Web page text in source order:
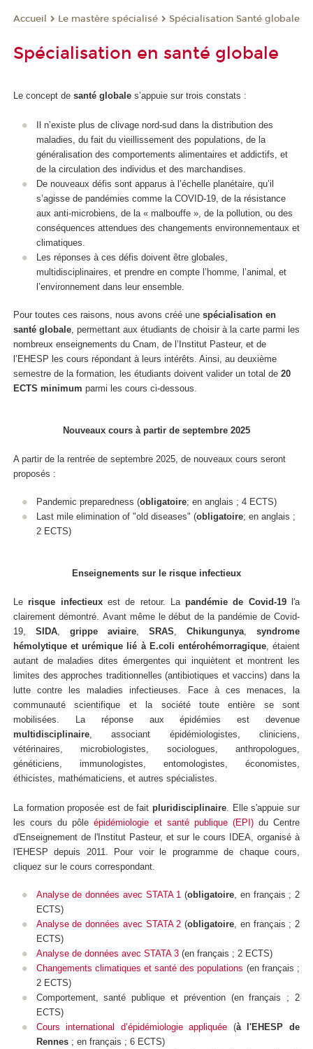
Accueil Le mastère spécialisé Spécialisation Santé globale
Spécialisation en santé globale
Le concept de santé globale s’appuie sur trois constats :
Il n’existe plus de clivage nord-sud dans la distribution des
maladies, du fait du vieillissement des populations, de la
généralisation des comportements alimentaires et addictifs, et
de la circulation des individus et des marchandises.
De nouveaux défis sont apparus à l’échelle planétaire, qu’il
s’agisse de pandémies comme la COVID-19, de la résistance
aux anti-microbiens, de la « malbouffe », de la pollution, ou des
conséquences attendues des changements environnementaux et
climatiques.
Les réponses à ces défis doivent être globales,
multidisciplinaires, et prendre en compte l’homme, l’animal, et
l’environnement dans leur ensemble.
Pour toutes ces raisons, nous avons créé une spécialisation en
santé globale, permettant aux étudiants de choisir à la carte parmi les
nombreux enseignements du Cnam, de l’Institut Pasteur, et de
l’EHESP les cours répondant à leurs intérêts. Ainsi, au deuxième
semestre de la formation, les étudiants doivent valider un total de 20
ECTS minimum parmi les cours ci-dessous.
Nouveaux cours à partir de septembre 2025
A partir de la rentrée de septembre 2025, de nouveaux cours seront
proposés :
Pandemic preparedness (obligatoire; en anglais ; 4 ECTS)
Last mile elimination of "old diseases" (obligatoire; en anglais ;
2 ECTS)
Enseignements sur le risque infectieux
Lerisque infectieuxest de retour. Lapandémie de Covid-19l'a
clairement démontré. Avant même le début de la pandémie de Covid-
19, SIDA grippe aviaire SRAS Chikungunya
syndrome
hémolytique et urémique lié à E.coli entérohémorragique, étaient
autant de maladies dites émergentes qui inquiètent et montrent les
limites des approches traditionnelles (antibiotiques et vaccins) dans la
lutte contre les maladies infectieuses. Face à ces menaces, la
communauté scientifique et la société toute entière se sont
mobilisées. La réponse aux épidémies est devenue
multidisciplinaire , associant épidémiologistes, cliniciens,
vétérinaires, microbiologistes, sociologues, anthropologues,
généticiens, immunologistes, entomologistes, économistes,
éthicistes, mathématiciens, et autres spécialistes.
La formation proposée est de fait pluridisciplinaire . Elle s'appuie sur
les cours du pôleépidémiologie et santé publique (EPI)du Centre
d'Enseignement de l'Institut Pasteur, et sur le cours IDEA, organisé à
l'EHESP depuis 2011.
Pour voir le programme de chaque cours,
cliquez sur le cours correspondant.
Analyse de données avec STATA 1 (obligatoire, en français ; 2
ECTS)
Analyse de données avec STATA 2 (obligatoire, en français ; 2
ECTS)
Analyse de données avec STATA 3(en français ; 2 ECTS)
Changements climatiques et santé des populations (en français ;
2 ECTS)
Comportement, santé publique et prévention (en français ; 2
ECTS)
Cours international d’épidémiologie appliquée (à l'EHESP de
Rennes; en français ; 6 ECTS)